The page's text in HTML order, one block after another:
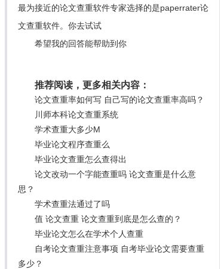
最为接近的论文查重软件专家选择的是paperrater论
文查重软件。你去试试
希望我的回答能帮助到你
推荐阅读，更多相关内容：
论文查重率如何写 自己写的论文查重率高吗？
川师本科论文查重系统
学术查重大多少M
毕业论文程序查重么
毕业论文查重怎么查得出
论文改动一个字能查重吗 论文查重是什么意
思？
学术查重法通过了吗
值 论文查重 论文查重到底是怎么查的？
毕业论文怎么在学术个人查重
自考论文查重注意事项 自考毕业论文需要查重
多少？